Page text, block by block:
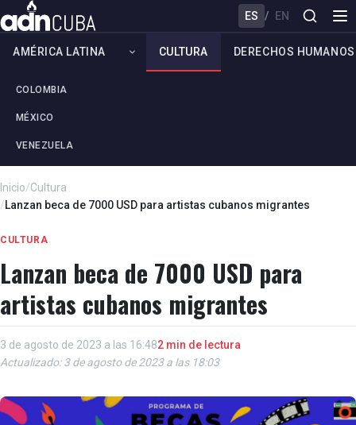
ES / EN
AMÉRICA LATINA
COLOMBIA
MÉXICO
VENEZUELA
CULTURA DERECHOS HUMANOS
Inicio/Cultura
/Lanzan beca de 7000 USD para artistas cubanos migrantes
CULTURA
Lanzan beca de 7000 USD para
artistas cubanos migrantes
3 de agosto de 2023 a las 16:482 min de lectura
Actualizado: 3 de agosto de 2023 a las 18:03